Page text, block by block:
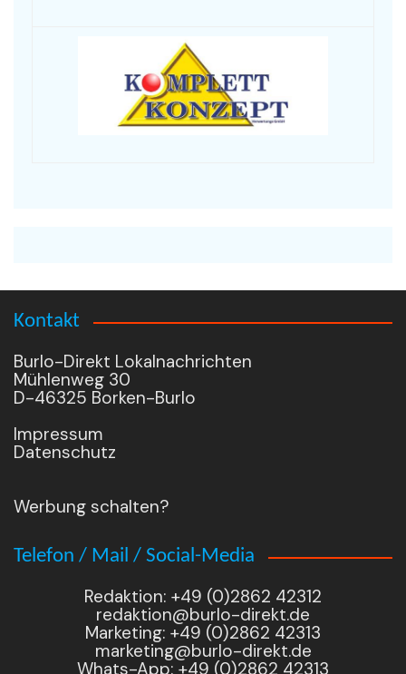
Kontakt
Burlo-Direkt Lokalnachrichten
Mühlenweg 30
D-46325 Borken-Burlo
Impressum
Datenschutz
Werbung schalten?
Telefon / Mail / Social-Media
Redaktion: +49 (0)2862 42312
redaktion@burlo-direkt.de
Marketing: +49 (0)2862 42313
marketing@burlo-direkt.de
Whats-App: +49 (0)2862 42313